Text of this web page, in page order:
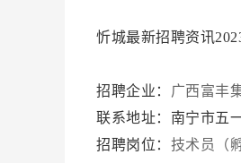
忻城最新招聘资讯
招聘企业： 广西富丰
联系地址：南宁市五
招聘岗位： 技术员（